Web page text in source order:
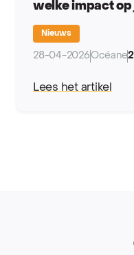
welke impact
Nieuws
28-04-2026Océane
Lees het artikel